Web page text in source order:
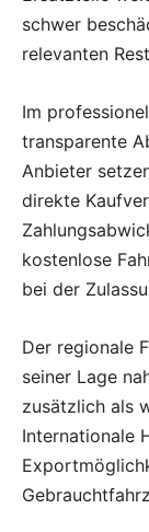
schwer
relevanten
Im
transparente
Anbieter
direkte
kostenlose
bei der
Der regionale
seiner Lage
zusätzlich als
Internationale